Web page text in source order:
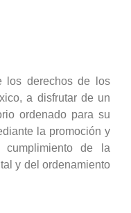
los derechos de los
a disfrutar de un
ordenado para su
la promoción y
de la
y del ordenamiento